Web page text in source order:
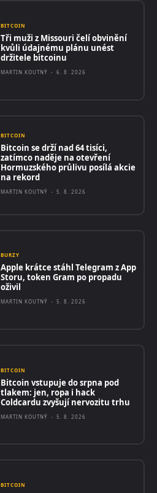
BITCOIN
Tři muži z Missouri čelí obvinění
kvůli údajnému plánu unést
držitele bitcoinu
MARTIN KOUTNÝ - 6. 8. 2026
BITCOIN
Bitcoin se drží nad 64 tisíci,
zatímco naděje na otevření
Hormuzského průlivu posílá akcie
na rekord
MARTIN KOUTNÝ - 5. 8. 2026
BURZY
Apple krátce stáhl Telegram z App
Storu, token Gram po propadu
oživil
MARTIN KOUTNÝ - 5. 8. 2026
BITCOIN
Bitcoin vstupuje do srpna pod
tlakem: jen, ropa i hack
Coldcardu zvyšují nervozitu trhu
MARTIN KOUTNÝ - 5. 8. 2026
BITCOIN